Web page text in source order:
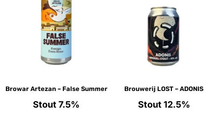
Browar Artezan – False Summer
Stout 7.5%
Brouwerij LOST – ADONIS
Stout 12.5%